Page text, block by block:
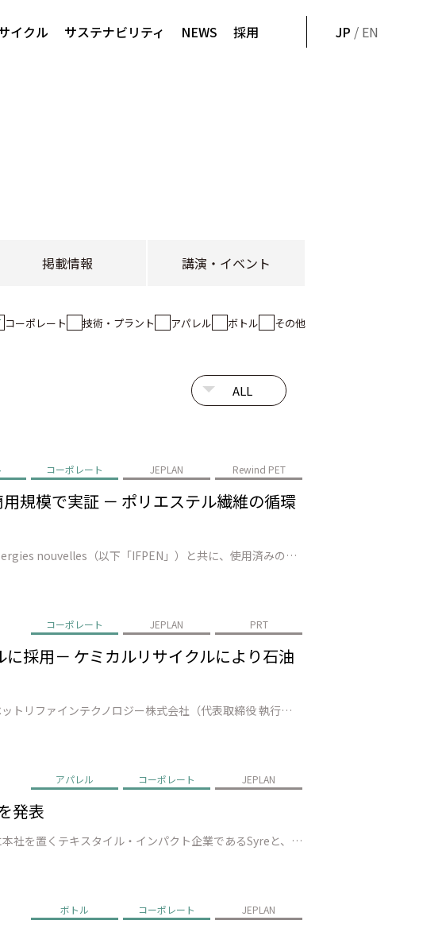
イクル サステナビリティ NEWS 採用 JP / EN
掲載情報 講演・イベント
コーポレート 技術・プラント アパレル ボトル その他
コーポレート JEPLAN Rewind PET
規模で実証 － ポリエステル繊維の循環
株式会社JEPLAN（代表取締役 執行役員社長：髙尾 正樹、以下「JEPLAN」）は、AxensとIFP Energies nouvelles（以下「IFPEN」）と共に、使用済みの繊維廃棄物数十トンを準商用設備（福岡県北九州市）でリサイクルし、100%廃棄ポリエステルから再生された モノマー*1の製造に成功しました。…
コーポレート JEPLAN PRT
採用－ ケミカルリサイクルにより石油
株式会社JEPLAN（代表取締役 執行役員社長：髙尾 正樹、以下「JEPLAN」）のグループ会社・ペットリファインテクノロジー株式会社（代表取締役 執行役員社長：伊賀 大悟、以下「ペットリファインテクノロジー」）が製造・販売する再生原料「HELIX™」は、キリンビール株式会社（代表取締役社長：堀口 英樹、以下「キリンビ…
アパレル コーポレート JEPLAN
発表
株式会社JEPLAN（代表取締役 執行役員社長：髙尾 正樹、以下「JEPLAN」）は、スウェーデンに本社を置くテキスタイル・インパクト企業であるSyreと、繊維to繊維リサイクルの実現に向けた戦略的提携を締結（以下、「本提携」）したことを発表します。 本提携を通じて、Syreが有するグローバルな事業構想力・技術統合力と…
ボトル コーポレート JEPLAN